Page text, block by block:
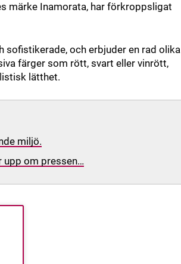
märke Inamorata, har förkroppsligat
sofistikerade, och erbjuder en rad olika
färger som rött, svart eller vinrött,
lätthet.
miljö.
upp om pressen…